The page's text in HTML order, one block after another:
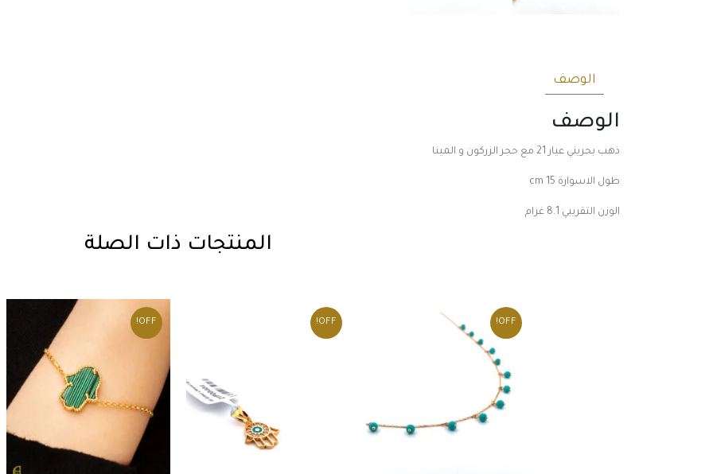
الوصف
الوصف
ذهب بحريني عيار 21 مع حجر الزركون و المينا
طول الاسوارة 15 cm
الوزن التقريبي 8.1 غرام
المنتجات ذات الصلة
OFF! OFF! OFF!